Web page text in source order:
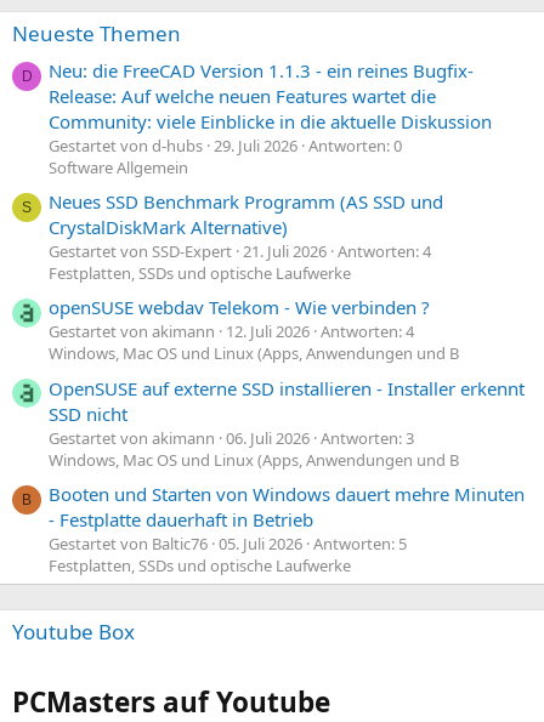
Neueste Themen
D
Neu: die FreeCAD Version 1.1.3 - ein reines Bugfix-
Release: Auf welche neuen Features wartet die
Community: viele Einblicke in die aktuelle Diskussion
Gestartet von d-hubs 29. Juli 2026 Antworten: 0
Software Allgemein
S
Neues SSD Benchmark Programm (AS SSD und
CrystalDiskMark Alternative)
Gestartet von SSD-Expert 21. Juli 2026 Antworten: 4
Festplatten, SSDs und optische Laufwerke
openSUSE webdav Telekom - Wie verbinden ?
Gestartet von akimann 12. Juli 2026 Antworten: 4
Windows, Mac OS und Linux (Apps, Anwendungen und B
OpenSUSE auf externe SSD installieren - Installer erkennt
SSD nicht
Gestartet von akimann 06. Juli 2026 Antworten: 3
Windows, Mac OS und Linux (Apps, Anwendungen und B
B
Booten und Starten von Windows dauert mehre Minuten
- Festplatte dauerhaft in Betrieb
Gestartet von Baltic76 05. Juli 2026 Antworten: 5
Festplatten, SSDs und optische Laufwerke
Youtube Box
PCMasters auf Youtube